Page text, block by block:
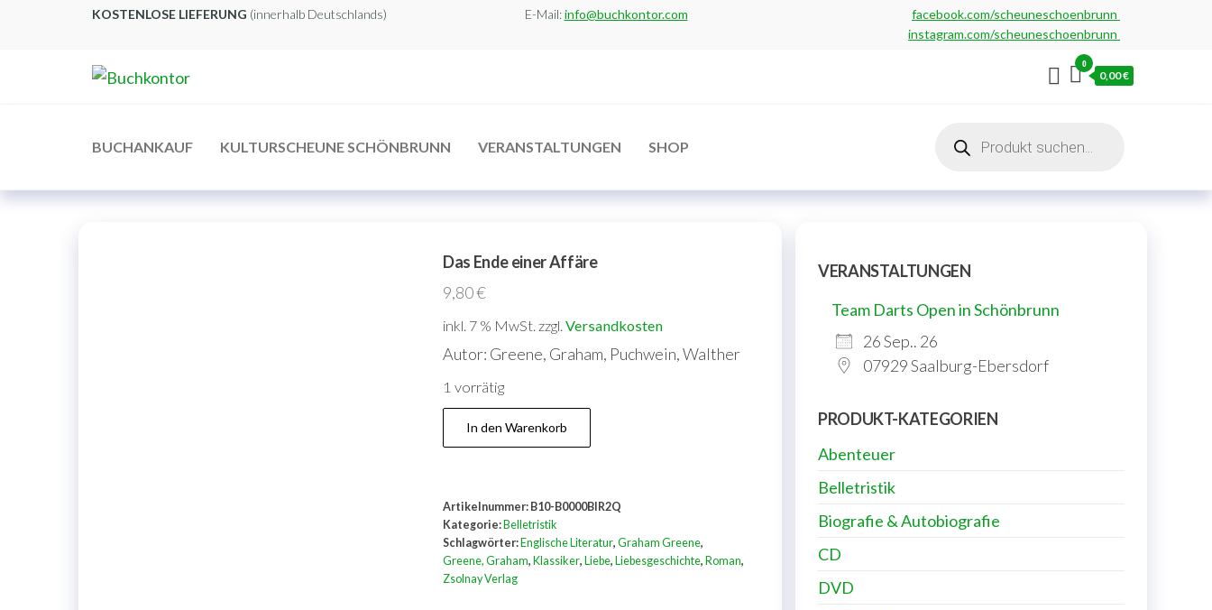
KOSTENLOSE LIEFERUNG (innerhalb Deutschlands) E-Mail:info@buchkontor.com
facebook.com/scheuneschoenbrunn
instagram.com/scheuneschoenbrunn
0
0,00 €
BUCHANKAUF KULTURSCHEUNE SCHÖNBRUNN VERANSTALTUNGEN SHOP
search
Das Ende einer Affäre
9,80€
inkl. 7 % MwSt. zzgl. Versandkosten
Autor: Greene, Graham, Puchwein, Walther
1 vorrätig
Das
Ende
Menge
In den Warenkorb
Artikelnummer: B10-B0000BIR2Q
Kategorie: Belletristik
Schlagwörter: Englische Literatur, Graham Greene,
Greene, Graham, Klassiker, Liebe, Liebesgeschichte, Roman,
Zsolnay Verlag
VERANSTALTUNGEN
Team Darts Open in Schönbrunn
26 Sep.. 26
07929 Saalburg-Ebersdorf
PRODUKT-KATEGORIEN
Abenteuer
Belletristik
Biografie & Autobiografie
CD
DVD